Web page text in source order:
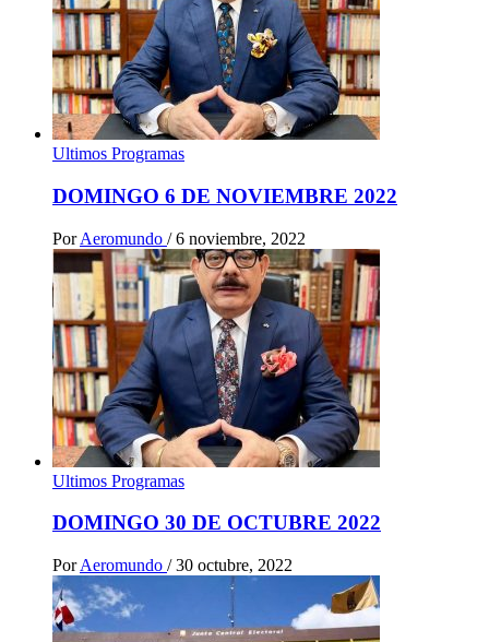
Ultimos Programas
DOMINGO 6 DE NOVIEMBRE 2022
Por Aeromundo / 6 noviembre, 2022
Ultimos Programas
DOMINGO 30 DE OCTUBRE 2022
Por Aeromundo / 30 octubre, 2022